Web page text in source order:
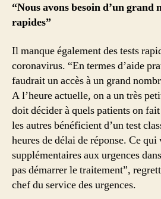
“Nous avons besoin d’un grand
rapides”
Il manque également des tests
coronavirus. “En termes d’aide
faudrait un accès à un grand
A l’heure actuelle, on a un très
doit décider à quels patients on
les autres bénéficient d’un test
heures de délai de réponse. Ce
supplémentaires aux urgences
pas démarrer le traitement”,
chef du service des urgences.